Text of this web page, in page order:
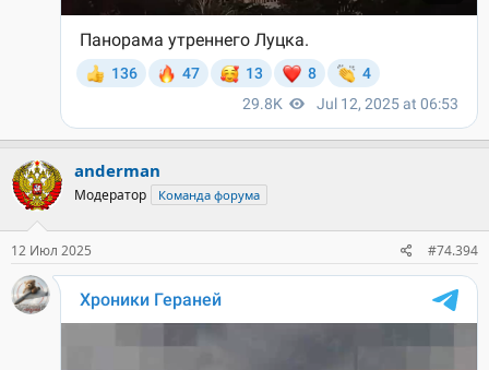
anderman
Модератор Команда форума
12 Июл 2025 #74.394